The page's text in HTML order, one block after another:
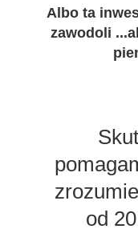
Albo ta
zawodoli
od